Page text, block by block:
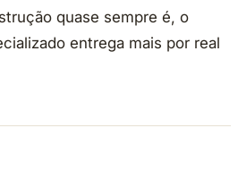
quase sempre é, o
entrega mais por real